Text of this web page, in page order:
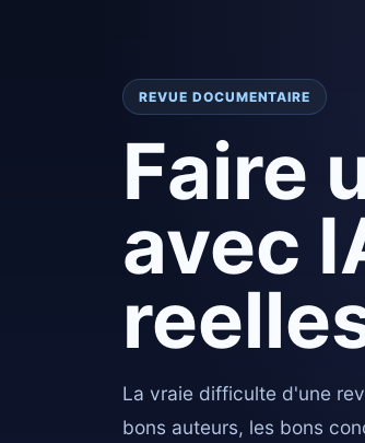
REVUE DOCUMENTAIRE
Faire
avec
La vraie difficulte d'une
bons auteurs, les bons